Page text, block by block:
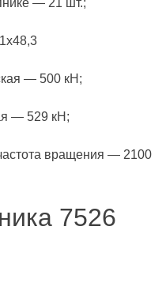
— 21 шт.;
— 500 кН;
— 529 кН;
вращения — 2100
7526